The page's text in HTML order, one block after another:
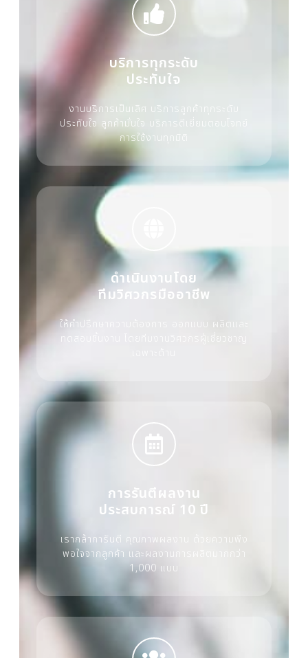
บริการทุกระดับ
ประทับใจ
งานบริการเป็นเลิศ บริการลูกค้าทุกระดับ
ประทับใจ ลูกค้ามั่นใจ บริการดีเยี่ยมตอบโจทย์
การใช้งานทุกมิติ
ดำเนินงานโดย
ทีมวิศวกรมืออาชีพ
ให้คำปรึกษาความต้องการ ออกแบบ ผลิตและ
ทดสอบชิ้นงาน โดยทีมงานวิศวกรผู้เชี่ยวชาญ
การรันตีผลงาน
ประสบการณ์ 10 ปี
เรากล้าการันตี คุณภาพผลงาน ด้วยความพึง
พอใจจากลูกค้า และผลงานการผลิตมากกว่า
1,000 แบบ